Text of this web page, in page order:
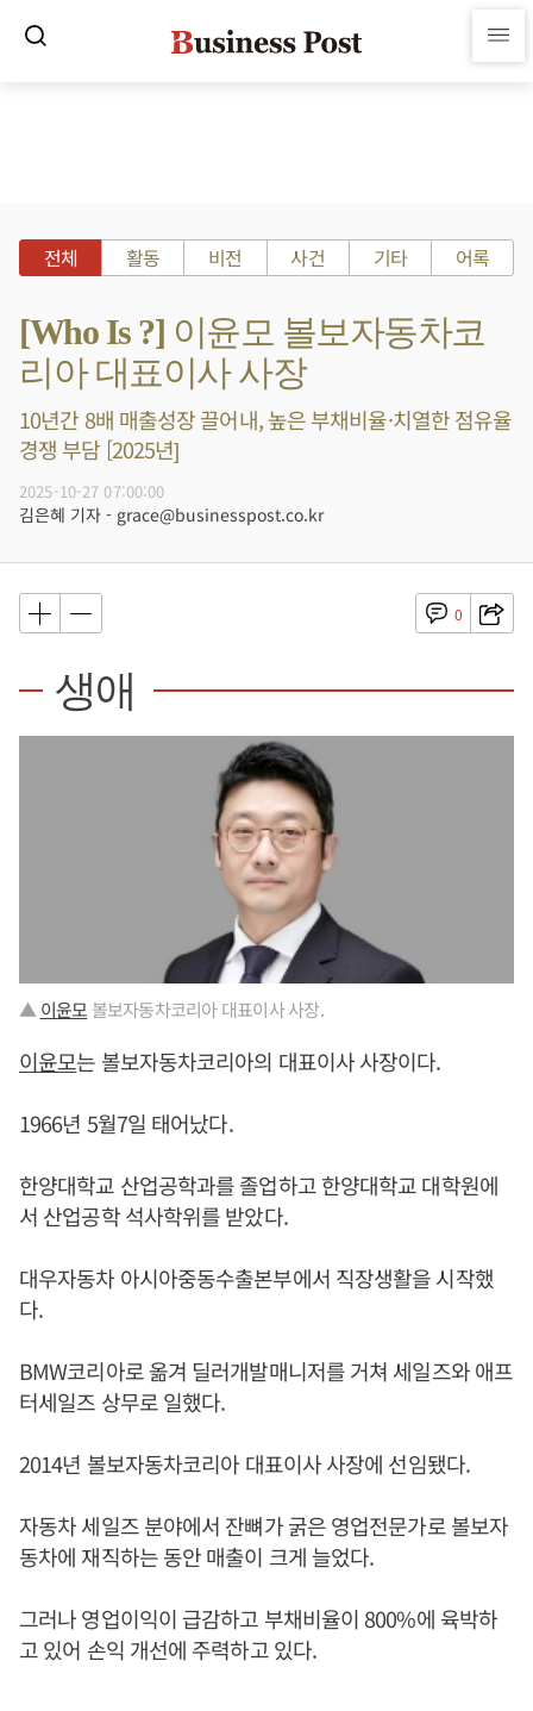
전체 활동 비전 사건 기타 어록
[Who Is ?] 이윤모 볼보자동차코
리아 대표이사 사장
10년간 8배 매출성장 끌어내, 높은 부채비율·치열한 점유율
경쟁 부담 [2025년]
2025-10-27 07:00:00
김은혜 기자 - grace@businesspost.co.kr
0
생애
▲ 이윤모 볼보자동차코리아 대표이사 사장.
이윤모는 볼보자동차코리아의 대표이사 사장이다.
1966년 5월7일 태어났다.
한양대학교 산업공학과를 졸업하고 한양대학교 대학원에
서 산업공학 석사학위를 받았다.
대우자동차 아시아중동수출본부에서 직장생활을 시작했
다.
BMW코리아로 옮겨 딜러개발매니저를 거쳐 세일즈와 애프
터세일즈 상무로 일했다.
2014년 볼보자동차코리아 대표이사 사장에 선임됐다.
자동차 세일즈 분야에서 잔뼈가 굵은 영업전문가로 볼보자
동차에 재직하는 동안 매출이 크게 늘었다.
그러나 영업이익이 급감하고 부채비율이 800%에 육박하
고 있어 손익 개선에 주력하고 있다.